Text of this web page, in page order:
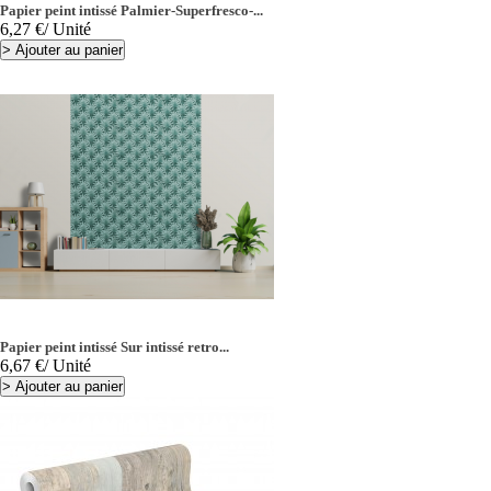
Papier peint intissé Palmier-Superfresco-...
Prix
6,27 €/ Unité
> Ajouter au panier
Papier peint intissé Sur intissé retro...
Prix
6,67 €/ Unité
> Ajouter au panier